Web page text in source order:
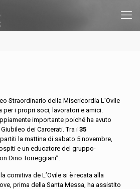
Straordinario della Misericordia L’Ovile
per i propri soci, lavoratori e amici.
importante poiché ha avuto
dei Carcerati. Tra i 35
la mattina di sabato 5 novembre,
e un educatore del gruppo-
Dino Torreggiani”.
comitiva de L’Ovile si è recata alla
prima della Santa Messa, ha assistito